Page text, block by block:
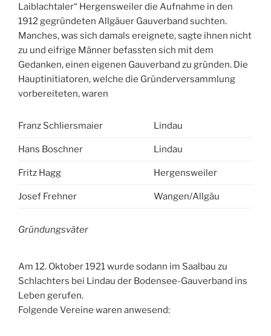
Laiblachtaler“ Hergensweiler die Aufnahme in den
1912 gegründeten Allgäuer Gauverband suchten.
Manches, was sich damals ereignete, sagte ihnen nicht
zu und eifrige Männer befassten sich mit dem
Gedanken, einen eigenen Gauverband zu gründen. Die
Hauptinitiatoren, welche die Gründerversammlung
vorbereiteten, waren
Franz Schliersmaier Lindau
Hans Boschner Lindau
Fritz Hagg Hergensweiler
Josef Frehner Wangen/Allgäu
Gründungsväter
Am 12. Oktober 1921 wurde sodann im Saalbau zu
Schlachters bei Lindau der Bodensee-Gauverband ins
Leben gerufen.
Folgende Vereine waren anwesend: